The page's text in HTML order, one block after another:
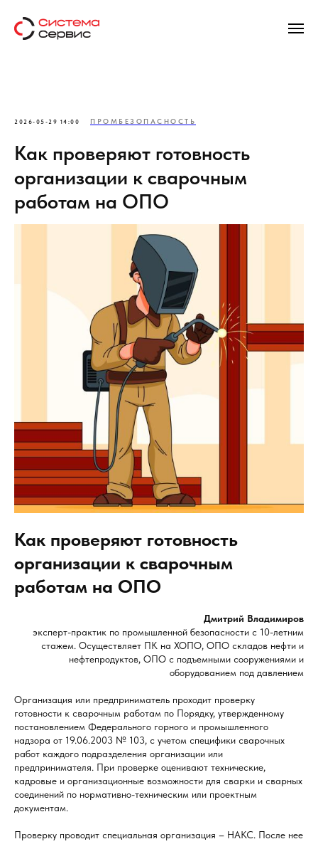
2026-05-29 14:00 ПРОМБЕЗОПАСНОСТЬ
Как проверяют готовность
организации к сварочным
работам на ОПО
Как проверяют готовность
организации к сварочным
работам на ОПО
Дмитрий Владимиров
эксперт-практик по промышленной безопасности с 10-летним
стажем. Осуществляет ПК на ХОПО, ОПО складов нефти и
нефтепродуктов, ОПО с подъемными сооружениями и
оборудованием под давлением
Организация или предприниматель проходит проверку
готовности к сварочным работам по Порядку, утвержденному
постановлением Федерального горного и промышленного
надзора от 19.06.2003 № 103, с учетом специфики сварочных
работ каждого подразделения организации или
предпринимателя. При проверке оценивают технические,
кадровые и организационные возможности для сварки и сварных
соединений по нормативно-техническим или проектным
документам.
Проверку проводит специальная организация – НАКС. После нее